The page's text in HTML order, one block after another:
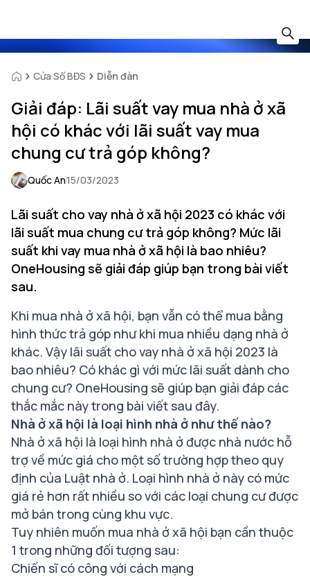
Cửa Sổ BĐS Diễn đàn
Giải đáp: Lãi suất vay mua nhà ở xã
hội có khác với lãi suất vay mua
chung cư trả góp không?
Quốc An15/03/2023
Lãi suất cho vay nhà ở xã hội 2023 có khác với
lãi suất mua chung cư trả góp không? Mức lãi
suất khi vay mua nhà ở xã hội là bao nhiêu?
OneHousing sẽ giải đáp giúp bạn trong bài viết
sau.
Khi mua nhà ở xã hội, bạn vẫn có thể mua bằng
hình thức trả góp như khi mua nhiều dạng nhà ở
khác. Vậy lãi suất cho vay nhà ở xã hội 2023 là
bao nhiêu? Có khác gì với mức lãi suất dành cho
chung cư? OneHousing sẽ giúp bạn giải đáp các
thắc mắc này trong bài viết sau đây.
Nhà ở xã hội là loại hình nhà ở như thế nào?
Nhà ở xã hội là loại hình nhà ở được nhà nước hỗ
trợ về mức giá cho một số trường hợp theo quy
định của Luật nhà ở. Loại hình nhà ở này có mức
giá rẻ hơn rất nhiều so với các loại chung cư được
mở bán trong cùng khu vực.
Tuy nhiên muốn mua nhà ở xã hội bạn cần thuộc
1 trong những đối tượng sau:
Chiến sĩ có công với cách mạng